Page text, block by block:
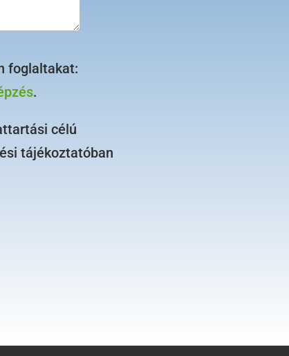
foglaltakat:
.
célú
tájékoztatóban